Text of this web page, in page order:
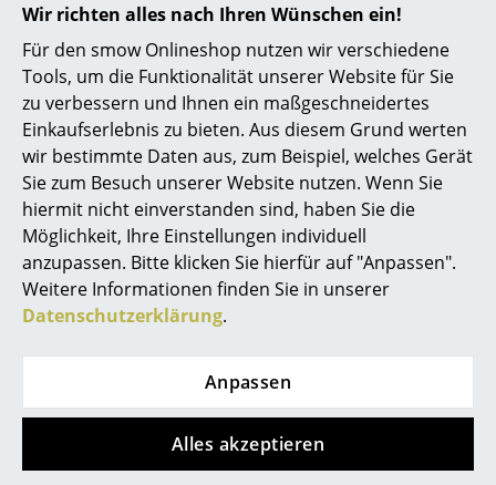
Wir richten alles nach Ihren Wünschen ein!
Für den smow Onlineshop nutzen wir verschiedene
Tools, um die Funktionalität unserer Website für Sie
zu verbessern und Ihnen ein maßgeschneidertes
Einkaufserlebnis zu bieten. Aus diesem Grund werten
wir bestimmte Daten aus, zum Beispiel, welches Gerät
Sie zum Besuch unserer Website nutzen. Wenn Sie
hiermit nicht einverstanden sind, haben Sie die
Möglichkeit, Ihre Einstellungen individuell
anzupassen. Bitte klicken Sie hierfür auf "Anpassen".
Weitere Informationen finden Sie in unserer
Datenschutzerklärung.
Anpassen
Alles akzeptieren
Räume
Zuhause
Wohnzimmer
Esszimmer
Schlafzimmer
Kinderzimmer
Arbeitszimmer
Stauraum
Balkon & Garten
Knoll International
Saarinen Beistelltisch
rund, 41 cm, weiß,
Laminat weiß
Lieferzeit 2-3 Werktage
(Lieferland Deutschland)
Knoll International
Saarinen Beistelltisch
rund, 41 cm, schwarz,
Lieferzeit 2-3 Werktage
(Lieferland Deutschland)